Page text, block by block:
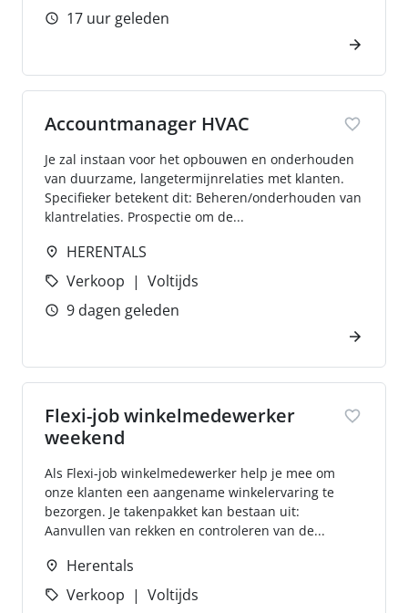
17 uur geleden
Accountmanager HVAC
Je zal instaan voor het opbouwen en onderhouden
van duurzame, langetermijnrelaties met klanten.
Specifieker betekent dit: Beheren/onderhouden van
klantrelaties. Prospectie om de...
HERENTALS
Verkoop
Voltijds
9 dagen geleden
Flexi-job winkelmedewerker
weekend
Als Flexi-job winkelmedewerker help je mee om
onze klanten een aangename winkelervaring te
bezorgen. Je takenpakket kan bestaan uit:
Aanvullen van rekken en controleren van de...
Herentals
Verkoop
Voltijds